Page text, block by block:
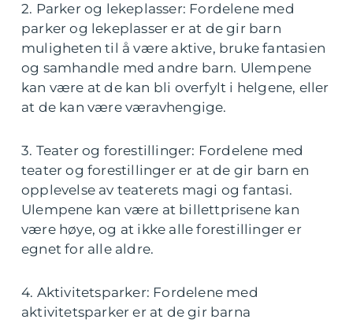
2. Parker og lekeplasser: Fordelene med
parker og lekeplasser er at de gir barn
muligheten til å være aktive, bruke fantasien
og samhandle med andre barn. Ulempene
kan være at de kan bli overfylt i helgene, eller
at de kan være væravhengige.
3. Teater og forestillinger: Fordelene med
teater og forestillinger er at de gir barn en
opplevelse av teaterets magi og fantasi.
Ulempene kan være at billettprisene kan
være høye, og at ikke alle forestillinger er
egnet for alle aldre.
4. Aktivitetsparker: Fordelene med
aktivitetsparker er at de gir barna